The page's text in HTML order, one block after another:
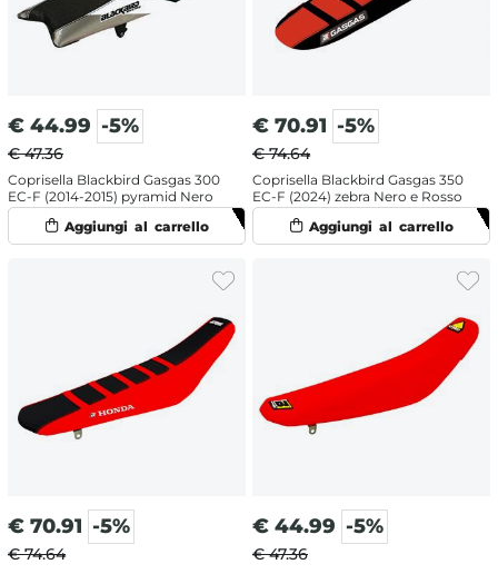
€ 44.99 -5%
€ 47.36
Coprisella Blackbird Gasgas 300
EC-F (2014-2015) pyramid Nero
€ 70.91 -5%
€ 74.64
Coprisella Blackbird Gasgas 350
EC-F (2024) zebra Nero e Rosso
€ 70.91 -5%
€ 74.64
€ 44.99 -5%
€ 47.36